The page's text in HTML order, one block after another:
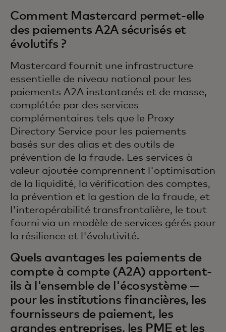
Comment Mastercard permet-elle
des paiements A2A sécurisés et
évolutifs ?
Mastercard fournit une infrastructure
essentielle de niveau national pour les
paiements A2A instantanés et de masse,
complétée par des services
complémentaires tels que le Proxy
Directory Service pour les paiements
basés sur des alias et des outils de
prévention de la fraude. Les services à
valeur ajoutée comprennent l'optimisation
de la liquidité, la vérification des comptes,
la prévention et la gestion de la fraude, et
l'interopérabilité transfrontalière, le tout
fourni via un modèle de services gérés pour
la résilience et l'évolutivité.
Quels avantages les paiements de
compte à compte (A2A) apportent-
ils à l'ensemble de l'écosystème —
pour les institutions financières, les
fournisseurs de paiement, les
grandes entreprises, les PME et les